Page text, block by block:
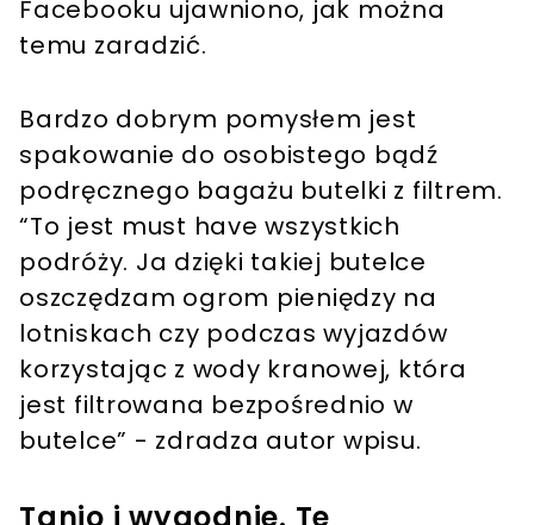
Facebooku ujawniono, jak można
temu zaradzić.
Bardzo dobrym pomysłem jest
spakowanie do osobistego bądź
podręcznego bagażu butelki z filtrem.
“To jest must have wszystkich
podróży. Ja dzięki takiej butelce
oszczędzam ogrom pieniędzy na
lotniskach czy podczas wyjazdów
korzystając z wody kranowej, która
jest filtrowana bezpośrednio w
butelce” - zdradza autor wpisu.